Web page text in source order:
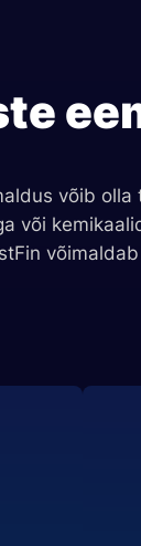
võib
või